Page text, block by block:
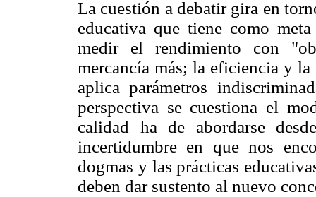
La cuestión a debatir gira en
educativa que tiene como
medir el rendimiento con
mercancía más; la eficiencia y
aplica parámetros
perspectiva se cuestiona el
calidad ha de abordarse
incertidumbre en que nos
dogmas y las prácticas
deben dar sustento al nuevo